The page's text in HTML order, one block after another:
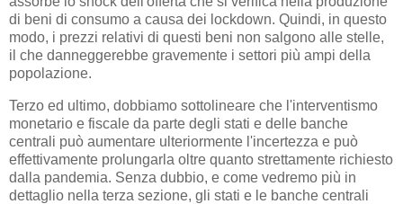
di beni di consumo a causa dei lockdown. Quindi, in questo
modo, i prezzi relativi di questi beni non salgono alle stelle,
il che danneggerebbe gravemente i settori più ampi della
popolazione.
Terzo ed ultimo, dobbiamo sottolineare che l'interventismo
monetario e fiscale da parte degli stati e delle banche
centrali può aumentare ulteriormente l'incertezza e può
effettivamente prolungarla oltre quanto strettamente richiesto
dalla pandemia. Senza dubbio, e come vedremo più in
dettaglio nella terza sezione, gli stati e le banche centrali